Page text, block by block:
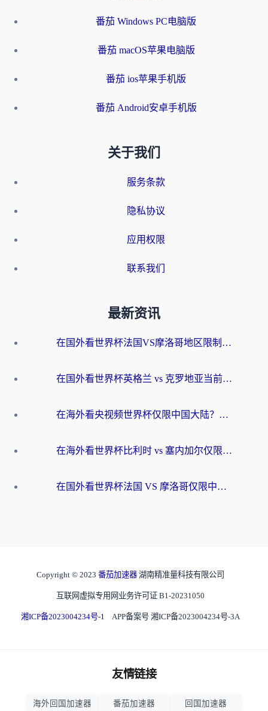
番茄 Windows PC电脑版
番茄 macOS苹果电脑版
番茄 ios苹果手机版
番茄 Android安卓手机版
关于我们
服务条款
隐私协议
应用权限
联系我们
最新资讯
在国外看世界杯法国VS摩洛哥地区限制？这篇指南让你流畅看中文解说无压力
在国外看世界杯英格兰 vs 克罗地亚当前地区不可播放？这篇指南帮你搞定所有海外观赛难题
在海外看央视频世界杯仅限中国大陆？这篇指南帮你解锁中文解说+无卡顿直播
在海外看世界杯比利时 vs 塞内加尔仅限中国大陆？我找到了最流畅的中文解说之路
在国外看世界杯法国 VS 摩洛哥仅限中国大陆？海外党这样看中文解说赛事不卡顿
Copyright © 2023 番茄加速器 湖南精准量科技有限公司
互联网虚拟专用网业务许可证 B1-20231050
湘ICP备2023004234号-1 APP备案号 湘ICP备2023004234号-3A
友情链接
海外回国加速器 番茄加速器 回国加速器